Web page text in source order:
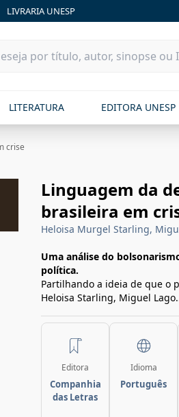
LIVRARIA UNESP
LITERATURA EDITORA UNESP
crise
Linguagem da
brasileira em
Heloisa Murgel Starling,
Uma análise do
política.
Partilhando a ideia de que o
Heloisa Starling, Miguel
Editora
Companhia
das Letras
Idioma
Português